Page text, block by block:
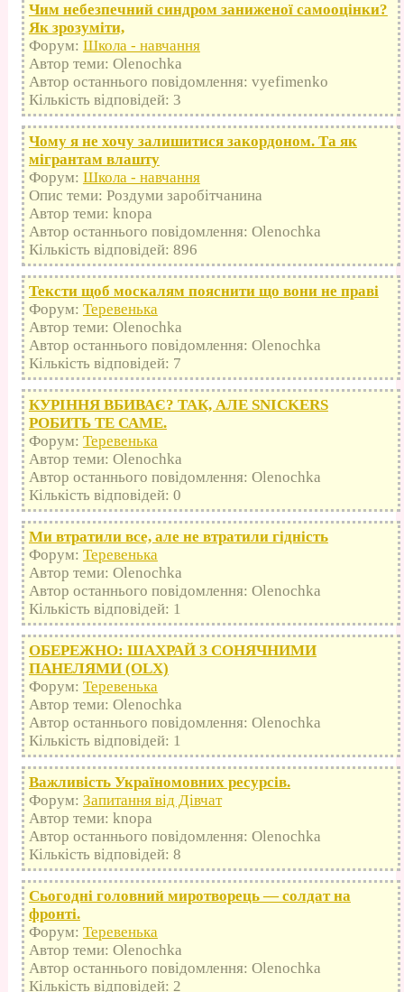
Чим небезпечний синдром заниженої самооцінки?
Як зрозуміти,
Форум: Школа - навчання
Автор теми: Olenochka
Автор останнього повідомлення: vyefimenko
Кількість відповідей: 3
Чому я не хочу залишитися закордоном. Та як
мігрантам влашту
Форум: Школа - навчання
Опис теми: Роздуми заробітчанина
Автор теми: knopa
Автор останнього повідомлення: Olenochka
Кількість відповідей: 896
Тексти щоб москалям пояснити що вони не праві
Форум: Теревенька
Автор теми: Olenochka
Автор останнього повідомлення: Olenochka
Кількість відповідей: 7
КУРІННЯ ВБИВАЄ? ТАК, АЛЕ SNICKERS
РОБИТЬ ТЕ САМЕ.
Форум: Теревенька
Автор теми: Olenochka
Автор останнього повідомлення: Olenochka
Кількість відповідей: 0
Ми втратили все, але не втратили гідність
Форум: Теревенька
Автор теми: Olenochka
Автор останнього повідомлення: Olenochka
Кількість відповідей: 1
ОБЕРЕЖНО: ШАХРАЙ З СОНЯЧНИМИ
ПАНЕЛЯМИ (OLX)
Форум: Теревенька
Автор теми: Olenochka
Автор останнього повідомлення: Olenochka
Кількість відповідей: 1
Важливість Україномовних ресурсів.
Форум: Запитання від Дівчат
Автор теми: knopa
Автор останнього повідомлення: Olenochka
Кількість відповідей: 8
Сьогодні головний миротворець — солдат на
фронті.
Форум: Теревенька
Автор теми: Olenochka
Автор останнього повідомлення: Olenochka
Кількість відповідей: 2